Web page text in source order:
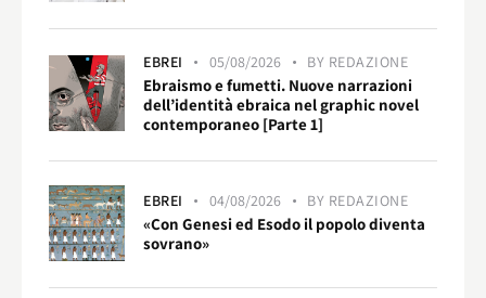
EBREI 05/08/2026 BY REDAZIONE
Ebraismo e fumetti. Nuove narrazioni
dell’identità ebraica nel graphic novel
contemporaneo [Parte 1]
EBREI 04/08/2026 BY REDAZIONE
«Con Genesi ed Esodo il popolo diventa
sovrano»